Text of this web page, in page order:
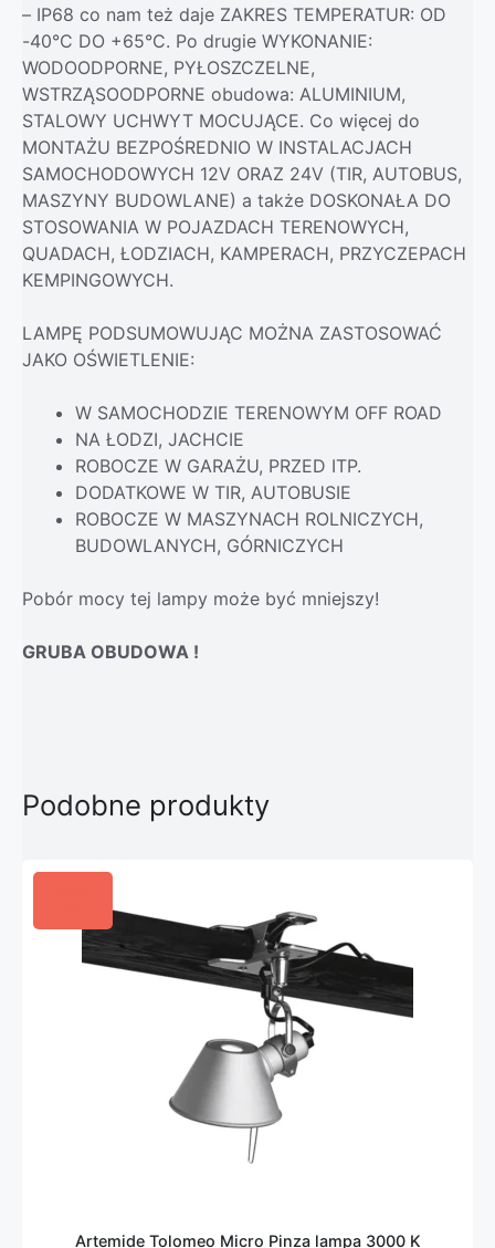
– IP68 co nam też daje ZAKRES TEMPERATUR: OD
-40°C DO +65°C. Po drugie WYKONANIE:
WODOODPORNE, PYŁOSZCZELNE,
WSTRZĄSOODPORNE obudowa: ALUMINIUM,
STALOWY UCHWYT MOCUJĄCE. Co więcej do
MONTAŻU BEZPOŚREDNIO W INSTALACJACH
SAMOCHODOWYCH 12V ORAZ 24V (TIR, AUTOBUS,
MASZYNY BUDOWLANE) a także DOSKONAŁA DO
STOSOWANIA W POJAZDACH TERENOWYCH,
QUADACH, ŁODZIACH, KAMPERACH, PRZYCZEPACH
KEMPINGOWYCH.
LAMPĘ PODSUMOWUJĄC MOŻNA ZASTOSOWAĆ
JAKO OŚWIETLENIE:
W SAMOCHODZIE TERENOWYM OFF ROAD
NA ŁODZI, JACHCIE
ROBOCZE W GARAŻU, PRZED ITP.
DODATKOWE W TIR, AUTOBUSIE
ROBOCZE W MASZYNACH ROLNICZYCH,
BUDOWLANYCH, GÓRNICZYCH
Pobór mocy tej lampy może być mniejszy!
GRUBA OBUDOWA !
Podobne produkty
Artemide Tolomeo Micro Pinza lampa 3000 K